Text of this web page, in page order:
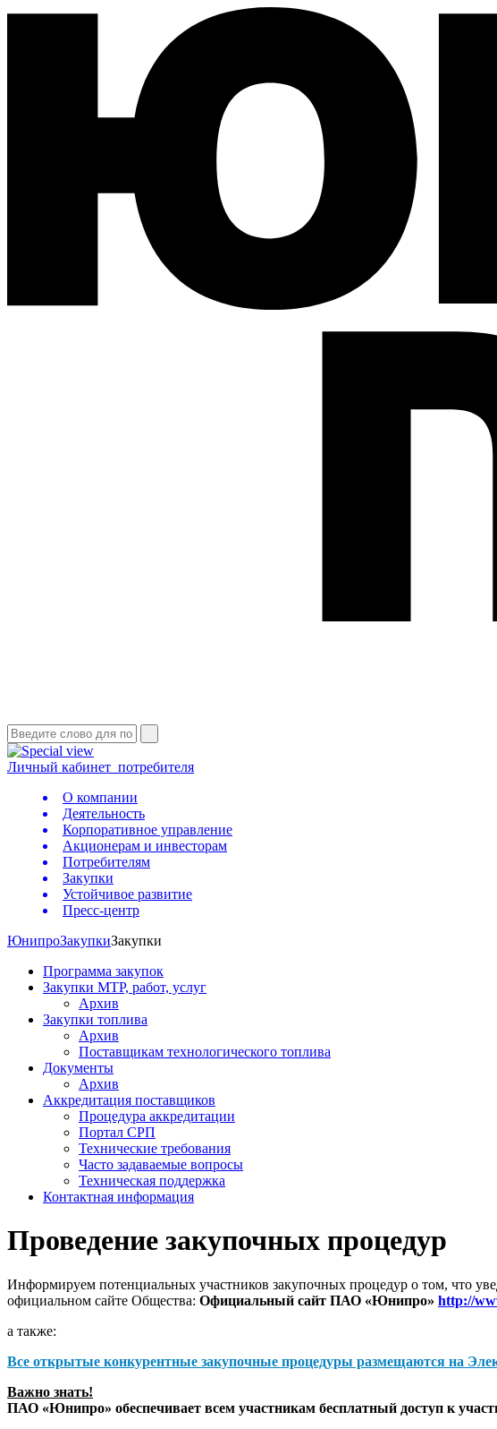
Личный кабинет потребителя
О компании
Деятельность
Корпоративное управление
Акционерам и инвесторам
Потребителям
Закупки
Устойчивое развитие
Пресс-центр
ЮнипроЗакупкиЗакупки
Программа закупок
Закупки МТР, работ, услуг
Архив
Закупки топлива
Архив
Поставщикам технологического топлива
Документы
Архив
Аккредитация поставщиков
Процедура аккредитации
Портал СРП
Технические требования
Часто задаваемые вопросы
Техническая поддержка
Контактная информация
Проведение закупочных процедур
Информируем потенциальных участников закупочных процедур о том, что
официальном сайте Общества: Официальный сайт ПАО «Юнипро» http://
а также:
Все открытые конкурентные закупочные процедуры размещаются на
Важно знать!
ПАО «Юнипро» обеспечивает всем участникам бесплатный доступ к